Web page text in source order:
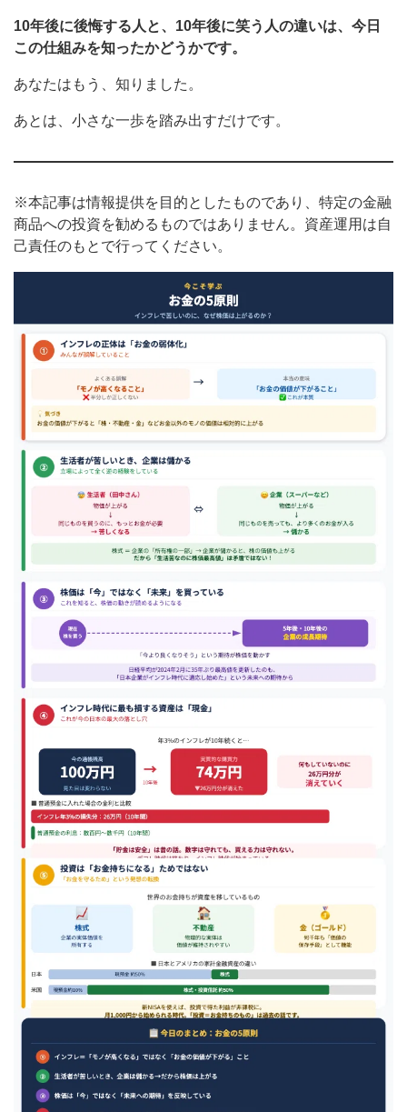
10年後に後悔する人と、10年後に笑う人の違いは、今日
この仕組みを知ったかどうかです。
あなたはもう、知りました。
あとは、小さな一歩を踏み出すだけです。
※本記事は情報提供を目的としたものであり、特定の金融
商品への投資を勧めるものではありません。資産運用は自
己責任のもとで行ってください。